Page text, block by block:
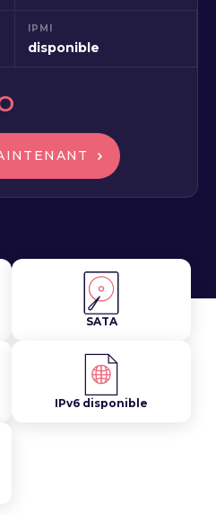
IPMI
disponible
SATA
IPv6 disponible